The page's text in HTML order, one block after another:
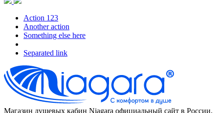
Action 123
Another action
Something else here
Separated link
Магазин душевых кабин Niagara официальный сайт в России.